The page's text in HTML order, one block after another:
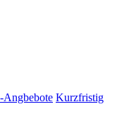
Angbebote Kurzfristig